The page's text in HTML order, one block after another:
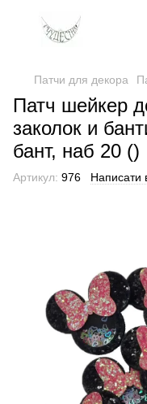
Патчи для декора
Патч шейкер
заколок и
бант, наб 20 ()
Артикул: 976 Написати